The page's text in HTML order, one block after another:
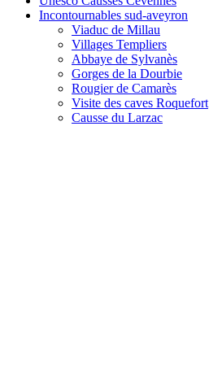
Incontournables sud-aveyron
Viaduc de Millau
Villages Templiers
Abbaye de Sylvanès
Gorges de la Dourbie
Rougier de Camarès
Visite des caves Roquefort
Causse du Larzac